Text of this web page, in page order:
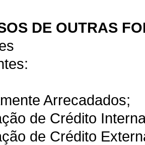
DE OUTRAS
Arrecadados;
de Crédito
de Crédito